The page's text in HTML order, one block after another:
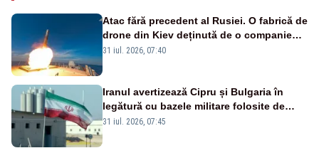
Atac fără precedent al Rusiei. O fabrică de
drone din Kiev deținută de o companie
americană, distrusă de o rachetă
31 iul. 2026, 07:40
Iranul avertizează Cipru și Bulgaria în
legătură cu bazele militare folosite de
SUA
31 iul. 2026, 07:45